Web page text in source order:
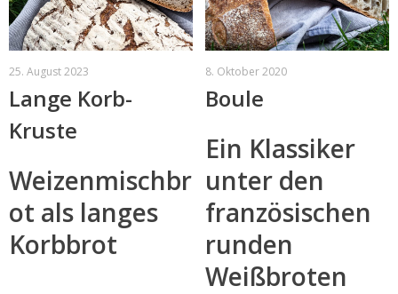
25. August 2023
Lange Korb-
Kruste
Weizenmischbr
ot als langes
Korbbrot
8. Oktober 2020
Boule
Ein Klassiker
unter den
französischen
runden
Weißbroten